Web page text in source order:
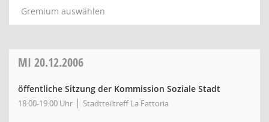
Gremium auswählen
MI 20.12.2006
öffentliche Sitzung der Kommission Soziale Stadt
18:00-19:00 Uhr Stadtteiltreff La Fattoria